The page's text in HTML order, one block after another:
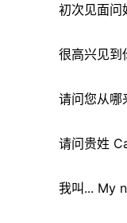
初次见面问
很高兴见到
请问您从哪
请问贵姓
我叫... My